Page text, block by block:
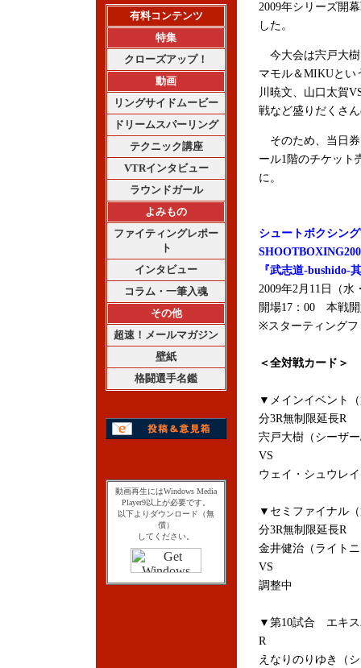
有料コンテンツ
特集
クローズアップ！
動画
リングサイドムービー
ドリームスパーリング
テクニック講座
VTRインタビュー
ラウンドガール
よみもの
ファイティングレポー
ト
インタビュー
コラム・一筆入魂
その他
超速！メールマガジン
壁紙
格闘選手名鑑
動画再生にはWindows Media
Player9以上が必要です。
以下よりダウンロード（無
償）
してください。
2009年シリーズ開
した。
今大会は宍戸大樹
マモル＆MIKUとい
川暁文、山口太賀
戦など盛りだくさ
そのため、当日券
ール1階のチケット
に。
シュートボクシン
『武志道-bushido-
2009年2月11日（
開場17：00 本戦開
※スターティングフ
＜全対戦カード＞
▼メインイベント
分3R無制限延長R
宍戸大樹（シーザ
VS
ウェイ・シュウレ
▼セミファイナル
分3R無制限延長R
金井健治（ライト
VS
調整中
▼第10試合 エキス
R
えなりのりゆき（